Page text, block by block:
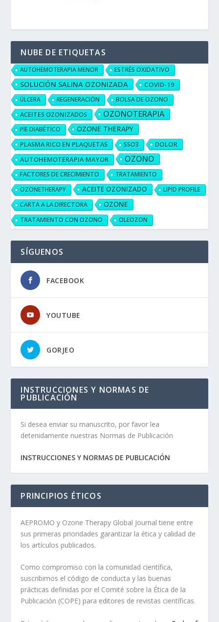
NUBE DE ETIQUETAS
AUTOHEMOTERAPIA MENOR ESTRÉS OXIDATIVO
SOLUCIÓN SALINA OZONIZADA COVID-19
ÚLCERA REGENERACIÓN BOLSA DE OZONO
ACEITES OZONIZADOS OZONOTERAPIA
PIE DIABÉTICO OZONE THERAPY
PLASMA RICO EN PLAQUETAS SSO3
DOLOR
AUTOHEMOTERAPIA MAYOR
OZONO
FACTORES DE CRECIMIENTO
TRATAMIENTO
OZONETHERAPY
ACEITE OZONIZADO
LIPID PROFILE
CARTA A LA DIRECTORA
OZONE
TRATAMIENTO CON OZONO OLEOZON
SÍGUENOS
FACEBOOK
YOUTUBE
GORJEO
INSTRUCCIONES Y NORMAS DE
PUBLICACIÓN
Si desea enviar su manuscrito, por favor lea
detenidamente nuestras Normas de Publicación
INSTRUCCIONES Y NORMAS DE PUBLICACIÓN
PRINCIPIOS ÉTICOS
AEPROMO y Ozone Therapy Global Journal tiene entre
sus primeras prioridades garantizar la ética y calidad de
los artículos publicados.
Como compromiso con la comunidad científica,
suscribimos el código de conducta y las buenas
prácticas definidas por el Comité sobre la Ética de la
Publicación (COPE) para editores de revistas científicas.